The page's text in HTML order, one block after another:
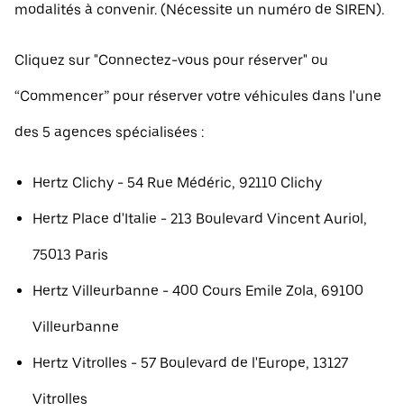
modalités à convenir. (Nécessite un numéro de SIREN).
Cliquez sur "Connectez-vous pour réserver" ou
“Commencer” pour réserver votre véhicules dans l'une
des 5 agences spécialisées :
Hertz Clichy - 54 Rue Médéric, 92110 Clichy
Hertz Place d'Italie - 213 Boulevard Vincent Auriol,
75013 Paris
Hertz Villeurbanne - 400 Cours Emile Zola, 69100
Villeurbanne
Hertz Vitrolles - 57 Boulevard de l'Europe, 13127
Vitrolles